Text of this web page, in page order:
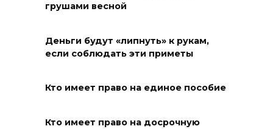
грушами весной
Деньги будут «липнуть» к рукам,
если соблюдать эти приметы
Кто имеет право на единое пособие
Кто имеет право на досрочную